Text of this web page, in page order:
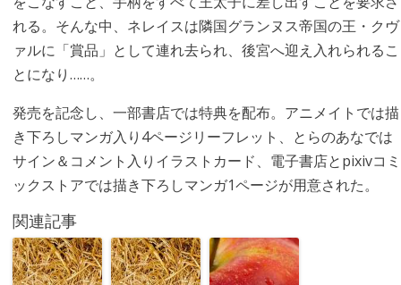
れる。そんな中、ネレイスは隣国グランヌス帝国の王・クヴ
ァルに「賞品」として連れ去られ、後宮へ迎え入れられるこ
とになり……。
発売を記念し、一部書店では特典を配布。アニメイトでは描
き下ろしマンガ入り4ページリーフレット、とらのあなでは
サイン＆コメント入りイラストカード、電子書店とpixivコミ
ックストアでは描き下ろしマンガ1ページが用意された。
関連記事